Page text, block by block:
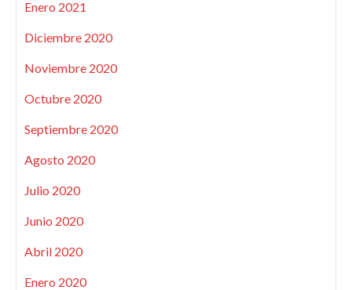
Enero 2021
Diciembre 2020
Noviembre 2020
Octubre 2020
Septiembre 2020
Agosto 2020
Julio 2020
Junio 2020
Abril 2020
Enero 2020